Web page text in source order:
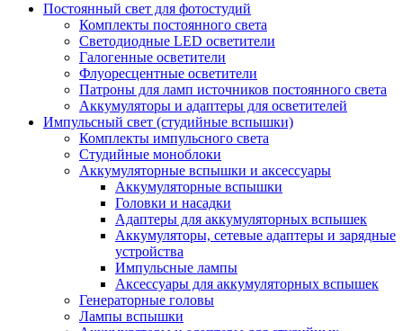
Постоянный свет для фотостудий
Комплекты постоянного света
Светодиодные LED осветители
Галогенные осветители
Флуоресцентные осветители
Патроны для ламп источников постоянного света
Аккумуляторы и адаптеры для осветителей
Импульсный свет (студийные вспышки)
Комплекты импульсного света
Студийные моноблоки
Аккумуляторные вспышки и аксессуары
Аккумуляторные вспышки
Головки и насадки
Адаптеры для аккумуляторных вспышек
Аккумуляторы, сетевые адаптеры и зарядные
устройства
Импульсные лампы
Аксессуары для аккумуляторных вспышек
Генераторные головы
Лампы вспышки